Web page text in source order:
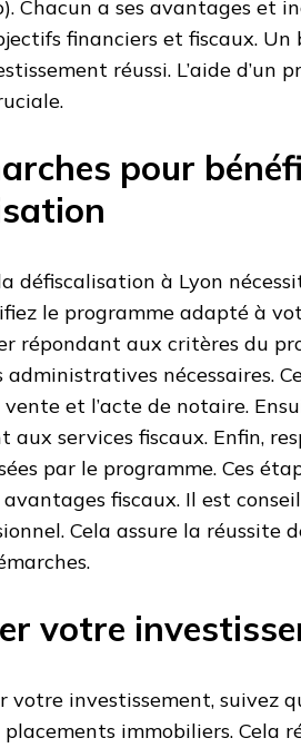
Chacun a ses avantages et
financiers et fiscaux.
réussi. L’aide d’un
pour
défiscalisation à Lyon
le programme adapté à
répondant aux critères du
administratives nécessaires.
et l’acte de notaire.
aux services fiscaux. Enfin,
par le programme. Ces
fiscaux. Il est
Cela assure la réussite
votre
votre investissement, suivez
immobiliers. Cela